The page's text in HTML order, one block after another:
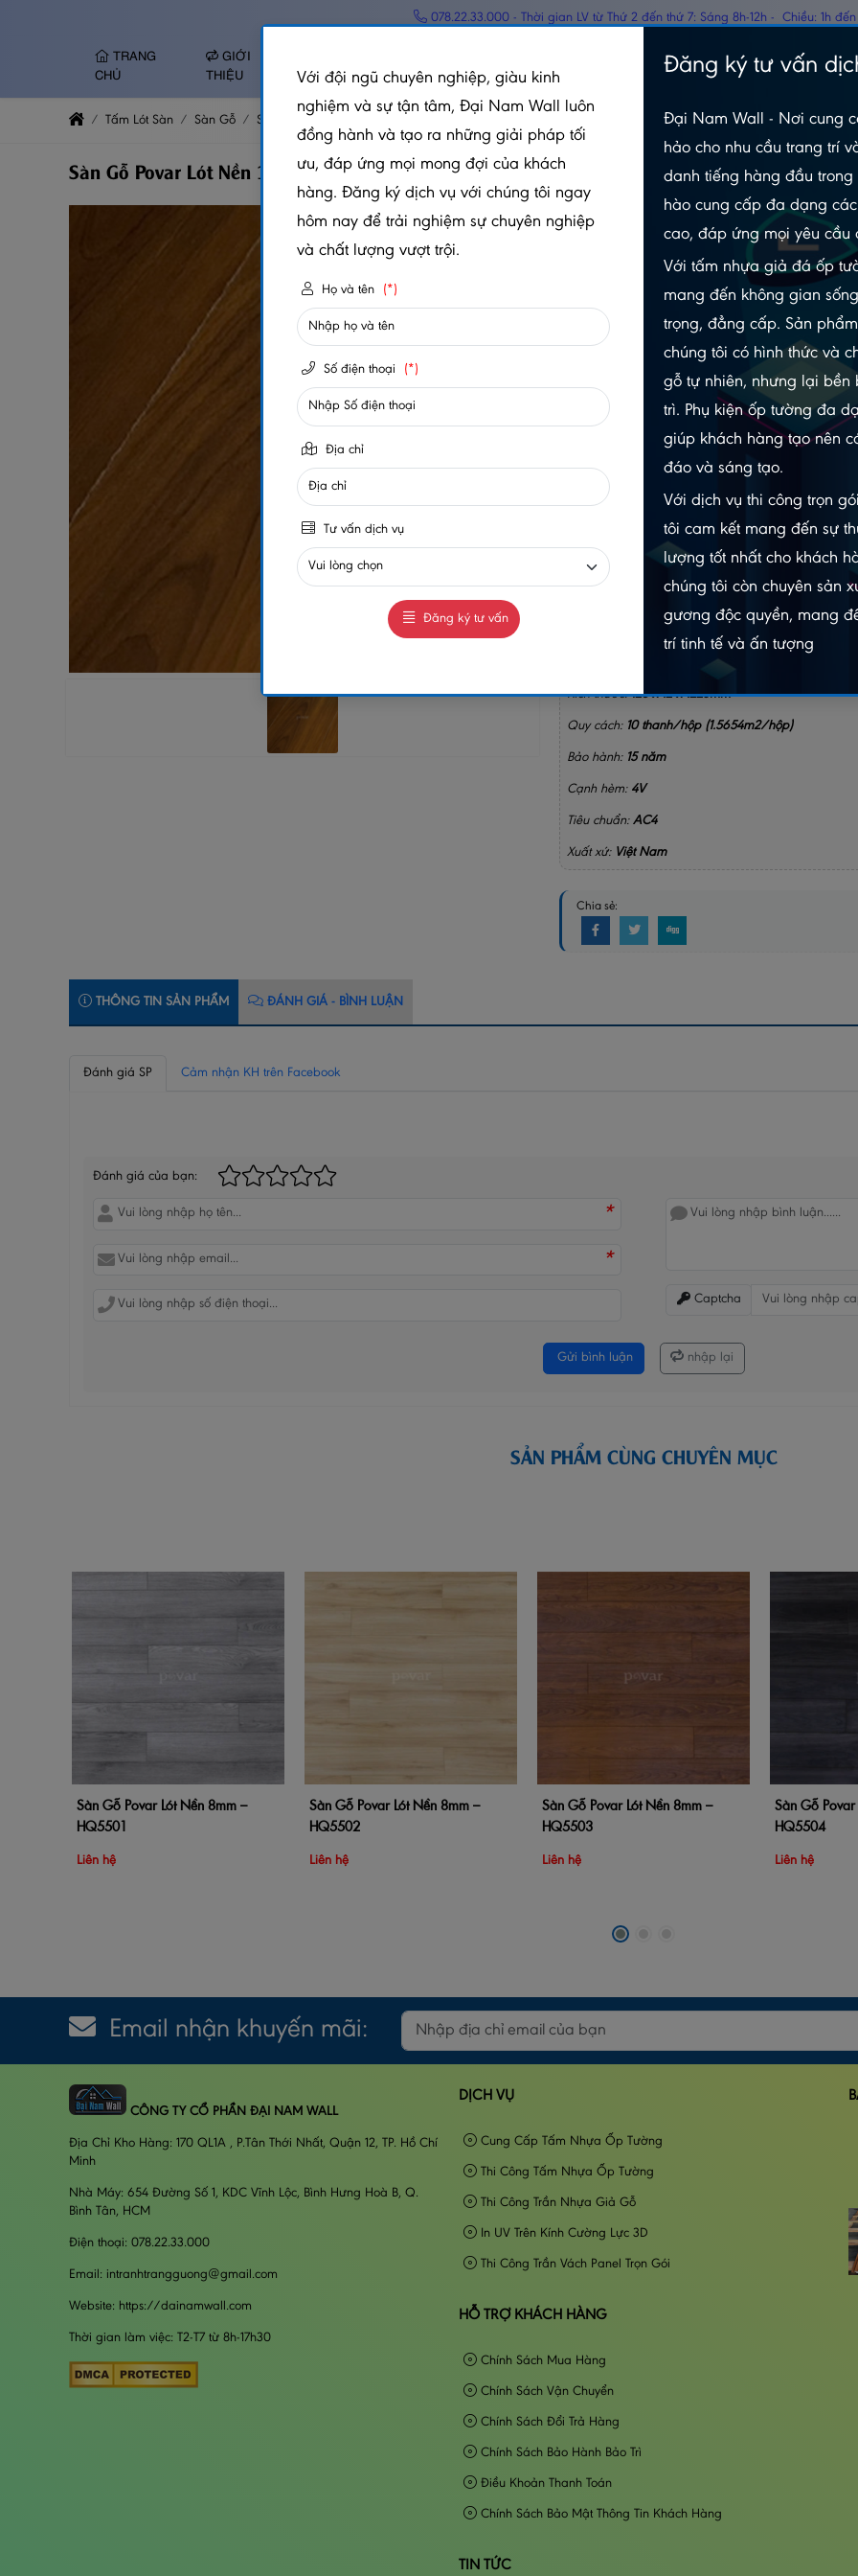
078.22.33.000 - Thời gian LV từ Thứ 2 đến thứ 7: Sáng 8h-12h - Chiều: 1h
TRANG
CHỦ
GIỚI
THIỆU
TƯỜNG
NHIỆT
Tấm Lót Sàn Sàn Gỗ Sàn Povar
Sàn Gỗ Povar Lót Nền 12mm – SB1203
SÀN GỖ POVAR LÓT NỀN
5.0/5 (1 đánh giá) | 0 đã bán
Xem thêm thuộc tính sản phẩm
Còn hàng
Số lần xem:
Chat Zalo Gọi
GIAO HÀNG COD TOÀN QUỐC
Kích thước:128 x 12 x 1223mm
Quy cách: 10 thanh/hộp (1.5654m2/hộp)
Bảo hành: 15 năm
Cạnh hèm: 4V
Tiêu chuẩn:AC4
Xuất xứ: Việt Nam
Chia sẻ:
THÔNG TIN SẢN PHẨM ĐÁNH GIÁ - BÌNH LUẬN
Đánh giá SP Cảm nhận KH trên Facebook
Đánh giá của bạn:
*
*
Captcha
Gửi bình luận nhập lại
SẢN PHẨM CÙNG CHUYÊN MỤC
Thêm vào giỏ hàng
Sàn Gỗ Povar Lót Nền 8mm –
HQ5501
Liên hệ
Thêm vào giỏ hàng
Sàn Gỗ Povar Lót Nền 8mm –
HQ5502
Liên hệ
Thêm vào giỏ hàng
Sàn Gỗ Povar Lót Nền 8mm –
HQ5503
Liên hệ
Thêm vào giỏ
Sàn Gỗ
HQ5504
Liên hệ
Email nhận khuyến mãi:
CÔNG TY CỔ PHẦN ĐẠI NAM WALL
Địa Chỉ Kho Hàng: 170 QL1A , P.Tân Thới Nhất, Quận 12, TP. Hồ Chí
Minh
Nhà Máy: 654 Đường Số 1, KDC Vĩnh Lộc, Bình Hưng Hoà B, Q.
Bình Tân, HCM
Điện thoại: 078.22.33.000
Email: intranhtrangguong@gmail.com
Website: https://dainamwall.com
Thời gian làm việc: T2-T7 từ 8h-17h30
DỊCH VỤ
Cung Cấp Tấm Nhựa Ốp Tường
Thi Công Tấm Nhựa Ốp Tường
Thi Công Trần Nhựa Giả Gỗ
In UV Trên Kính Cường Lực 3D
Thi Công Trần Vách Panel Trọn Gói
HỖ TRỢ KHÁCH HÀNG
Chính Sách Mua Hàng
Chính Sách Vận Chuyển
Chính Sách Đổi Trả Hàng
Chính Sách Bảo Hành Bảo Trì
Điều Khoản Thanh Toán
Chính Sách Bảo Mật Thông Tin Khách Hàng
TIN TỨC
Đăng ký tư vấn
Đại Nam Wall - Nơi cung
hảo cho nhu cầu trang trí
danh tiếng hàng đầu
hào cung cấp đa dạng
cao, đáp ứng mọi yêu cầu
Với tấm nhựa giả đá ốp
mang đến không gian
trọng, đẳng cấp. Sản
chúng tôi có hình thức và
gỗ tự nhiên, nhưng lại bền
trì. Phụ kiện ốp tường đa
giúp khách hàng tạo nên
đáo và sáng tạo.
Với dịch vụ thi công trọn
tôi cam kết mang đến sự
lượng tốt nhất cho khách
chúng tôi còn chuyên sản
gương độc quyền, mang
trí tinh tế và ấn tượng
Với đội ngũ chuyên nghiệp, giàu kinh
nghiệm và sự tận tâm, Đại Nam Wall luôn
đồng hành và tạo ra những giải pháp tối
ưu, đáp ứng mọi mong đợi của khách
hàng. Đăng ký dịch vụ với chúng tôi ngay
hôm nay để trải nghiệm sự chuyên nghiệp
và chất lượng vượt trội.
Họ và tên (*)
Số điện thoại (*)
Địa chỉ
Tư vấn dịch vụ
Đăng ký tư vấn